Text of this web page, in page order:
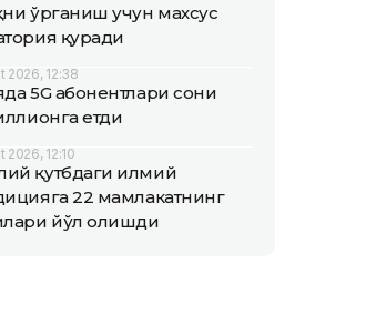
ўрганиш учун махсус
қуради
2026, 12:38
5G абонентлари сони
етди
2026, 12:10
қутбдаги илмий
22 мамлакатнинг
йўл олишди